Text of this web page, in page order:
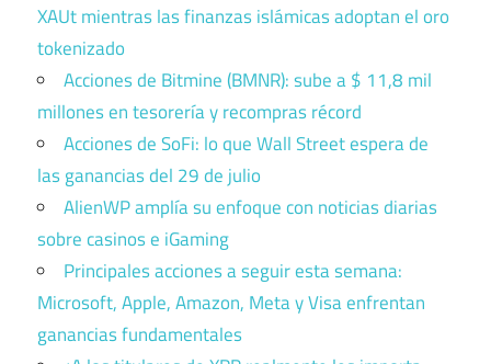
XAUt mientras las finanzas islámicas adoptan el oro
tokenizado
Acciones de Bitmine (BMNR): sube a $ 11,8 mil
millones en tesorería y recompras récord
Acciones de SoFi: lo que Wall Street espera de
las ganancias del 29 de julio
AlienWP amplía su enfoque con noticias diarias
sobre casinos e iGaming
Principales acciones a seguir esta semana:
Microsoft, Apple, Amazon, Meta y Visa enfrentan
ganancias fundamentales